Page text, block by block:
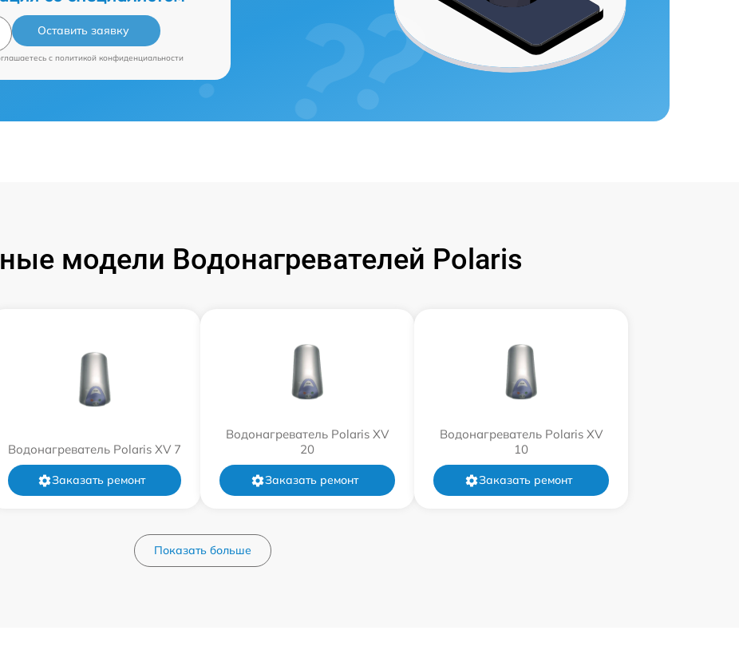
Оставить заявку
c политикой конфиденциальности
модели Водонагревателей Polaris
Водонагреватель Polaris XV 7
Заказать ремонт
Водонагреватель Polaris XV
20
Заказать ремонт
Водонагреватель Polaris XV
10
Заказать ремонт
Показать больше